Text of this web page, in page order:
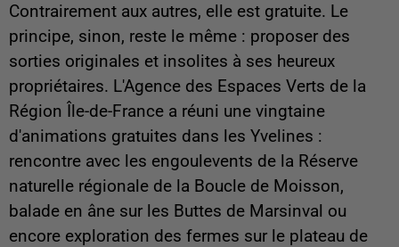
Contrairement aux autres, elle est gratuite. Le
principe, sinon, reste le même : proposer des
sorties originales et insolites à ses heureux
propriétaires. L'Agence des Espaces Verts de la
Région Île-de-France a réuni une vingtaine
d'animations gratuites dans les Yvelines :
rencontre avec les engoulevents de la Réserve
naturelle régionale de la Boucle de Moisson,
balade en âne sur les Buttes de Marsinval ou
encore exploration des fermes sur le plateau de